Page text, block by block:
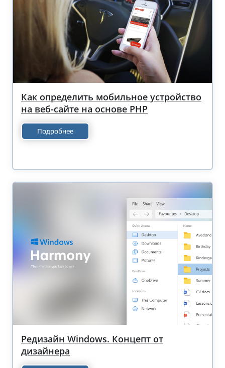
Как определить мобильное устройство
на веб-сайте на основе PHP
Подробнее
Редизайн Windows. Концепт от
дизайнера